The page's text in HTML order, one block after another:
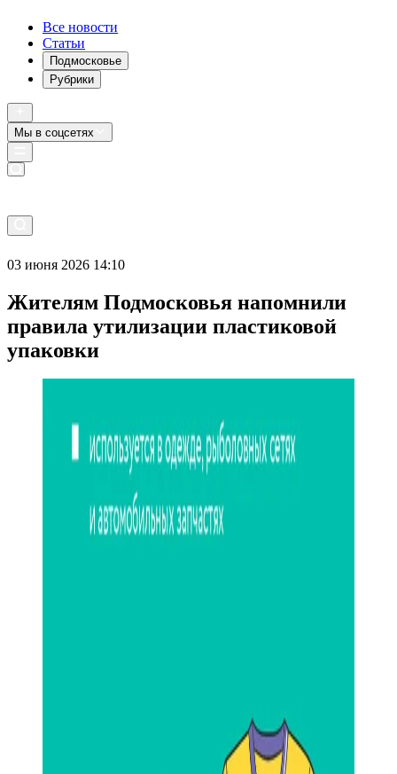
Все новости
Статьи
Подмосковье
Рубрики
Мы в соцсетях
03 июня 2026 14:10
Жителям Подмосковья напомнили
правила утилизации пластиковой
упаковки